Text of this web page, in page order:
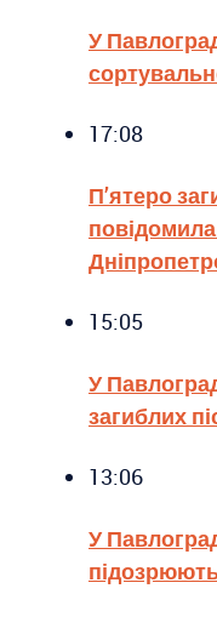
У
17:08
П’ятеро
15:05
У
загиблих
13:06
У